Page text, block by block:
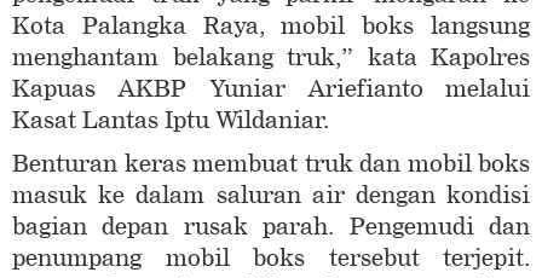
Kota Palangka Raya, mobil boks langsung
menghantam belakang truk,” kata Kapolres
Kapuas AKBP Yuniar Ariefianto melalui
Kasat Lantas Iptu Wildaniar.
Benturan keras membuat truk dan mobil boks
masuk ke dalam saluran air dengan kondisi
bagian depan rusak parah. Pengemudi dan
penumpang mobil boks tersebut terjepit.